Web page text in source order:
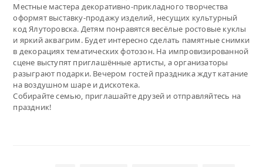
Местные мастера декоративно-прикладного творчества
оформят выставку-продажу изделий, несущих культурный
код Ялуторовска. Детям понравятся весёлые ростовые куклы
и яркий аквагрим. Будет интересно сделать памятные снимки
в декорациях тематических фотозон. На импровизированной
сцене выступят приглашённые артисты, а организаторы
разыграют подарки. Вечером гостей праздника ждут катание
на воздушном шаре и дискотека.
Собирайте семью, приглашайте друзей и отправляйтесь на
праздник!